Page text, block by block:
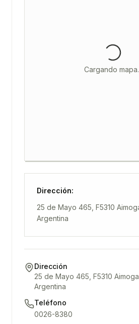
Cargando
Dirección:
25 de Mayo 465, F5310
Argentina
Dirección
25 de Mayo 465, F5310
Argentina
Teléfono
0026-8380